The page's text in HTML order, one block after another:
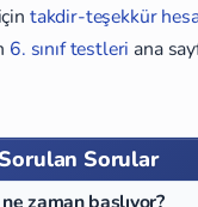
takdir-teşekkür
6. sınıf testleri ana
Sorulan Sorular